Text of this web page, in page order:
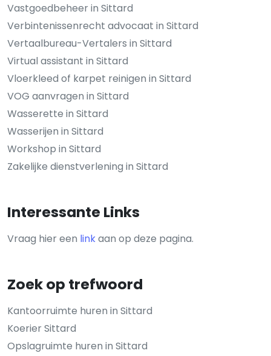
Vastgoedbeheer in Sittard
Verbintenissenrecht advocaat in Sittard
Vertaalbureau-Vertalers in Sittard
Virtual assistant in Sittard
Vloerkleed of karpet reinigen in Sittard
VOG aanvragen in Sittard
Wasserette in Sittard
Wasserijen in Sittard
Workshop in Sittard
Zakelijke dienstverlening in Sittard
Interessante Links
Vraag hier een linkaan op deze pagina.
Zoek op trefwoord
Kantoorruimte huren in Sittard
Koerier Sittard
Opslagruimte huren in Sittard